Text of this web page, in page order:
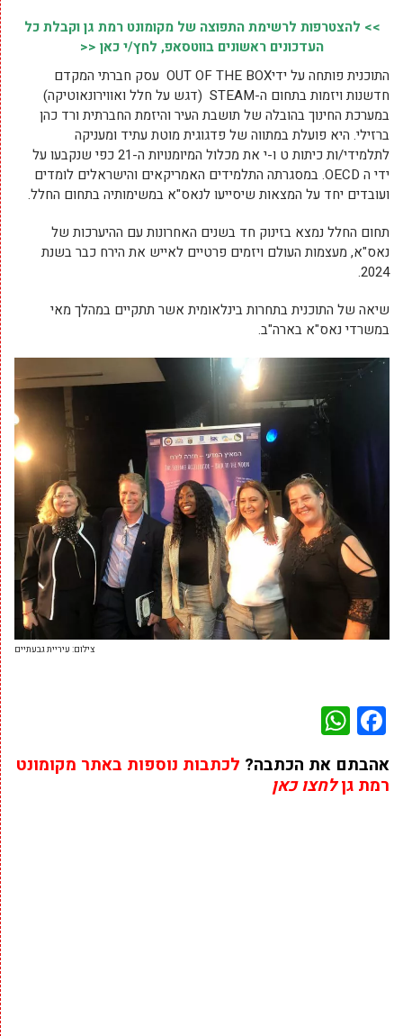
>> להצטרפות לרשימת התפוצה של מקומונט רמת גן וקבלת כל
העדכונים ראשונים בווטסאפ, לחץ/י כאן <<
התוכנית פותחה על ידיOUT OF THE BOX עסק חברתי המקדם
חדשנות ויזמות בתחום ה-STEAM (דגש על חלל ואווירונאוטיקה)
במערכת החינוך בהובלה של תושבת העיר והיזמת החברתית ורד כהן
ברזילי. היא פועלת במתווה של פדגוגית מוטת עתיד ומעניקה
לתלמידי/ות כיתות ט ו-י את מכלול המיומנויות ה-21 כפי שנקבעו על
ידי ה OECD. במסגרתה התלמידים האמריקאים והישראלים לומדים
ועובדים יחד על המצאות שיסייעו לנאס"א במשימותיה בתחום החלל.
תחום החלל נמצא בזינוק חד בשנים האחרונות עם ההיערכות של
נאס"א, מעצמות העולם ויזמים פרטיים לאייש את הירח כבר בשנת
2024.
שיאה של התוכנית בתחרות בינלאומית אשר תתקיים במהלך מאי
במשרדי נאס"א בארה"ב.
צילום: עיריית גבעתיים
Facebook
אהבתם את הכתבה? לכתבות נוספות באתר מקומונט
רמת גןלחצו כאן